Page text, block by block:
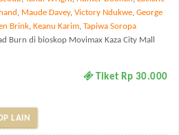
, Maude Davey, Victory Ndukwe, George
Brink, Keanu Karim, Tapiwa Soropa
Burn di bioskop Movimax Kaza City Mall
Tiket Rp 30.000
LAIN